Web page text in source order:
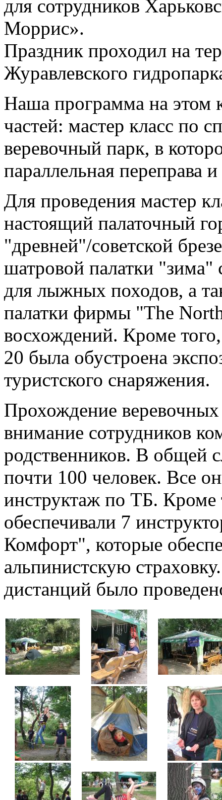
для сотрудников
Моррис».
Праздник проходил на
Журавлевского
Наша программа на этом
частей: мастер класс по
веревочный парк, в
параллельная переправа
Для проведения мастер
настоящий палаточный
"древней"/советской
шатровой палатки "зима"
для лыжных походов, а
палатки фирмы "The
восхождений. Кроме
20 была обустроена
туристского снаряжения.
Прохождение
внимание сотрудников
родственников. В общей
почти 100 человек. Все
инструктаж по ТБ. Кроме
обеспечивали 7
Комфорт", которые
альпинистскую
дистанций было